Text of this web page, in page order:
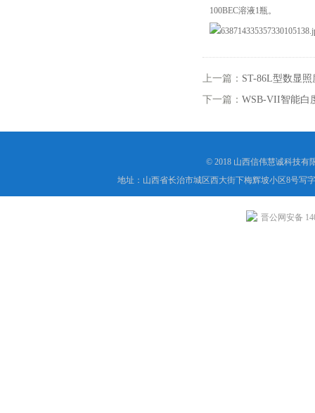
100BEC溶液1瓶。
上一篇： ST-86L型数显
下一篇： WSB-VII智能白
© 2018 山西信伟慧诚科技有
地址：山西省长治市城区西大街下梅辉坡小区8号写
晋公网安备